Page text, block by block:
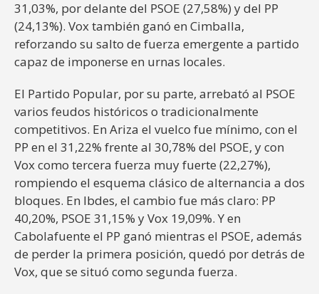
31,03%, por delante del PSOE (27,58%) y del PP
(24,13%). Vox también ganó en Cimballa,
reforzando su salto de fuerza emergente a partido
capaz de imponerse en urnas locales.
El Partido Popular, por su parte, arrebató al PSOE
varios feudos históricos o tradicionalmente
competitivos. En Ariza el vuelco fue mínimo, con el
PP en el 31,22% frente al 30,78% del PSOE, y con
Vox como tercera fuerza muy fuerte (22,27%),
rompiendo el esquema clásico de alternancia a dos
bloques. En Ibdes, el cambio fue más claro: PP
40,20%, PSOE 31,15% y Vox 19,09%. Y en
Cabolafuente el PP ganó mientras el PSOE, además
de perder la primera posición, quedó por detrás de
Vox, que se situó como segunda fuerza.